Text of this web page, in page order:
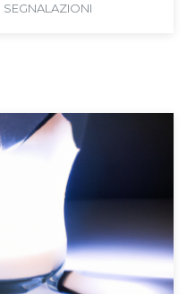
SEGNALAZIONI